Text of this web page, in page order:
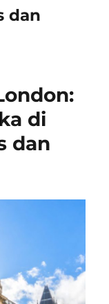
dan
di
dan